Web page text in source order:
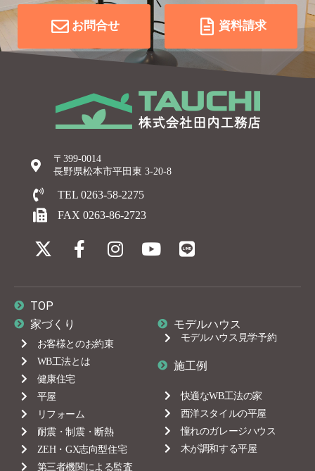
お問合せ 資料請求
〒399-0014
長野県松本市平田東 3-20-8
TEL 0263-58-2275
FAX 0263-86-2723
TOP
家づくり
お客様とのお約束
WB工法とは
健康住宅
平屋
リフォーム
耐震・制震・断熱
ZEH・GX志向型住宅
第三者機関による監査
モデルハウス
モデルハウス見学予約
施工例
快適なWB工法の家
西洋スタイルの平屋
憧れのガレージハウス
木が調和する平屋